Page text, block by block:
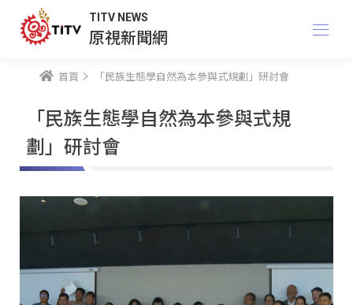
TITV NEWS
原視新聞網
首頁 「民族生態學自然為本參與式規劃」研討會
「民族生態學自然為本參與式規
劃」研討會